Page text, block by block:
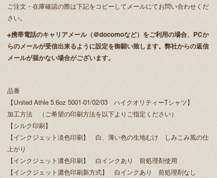
ご注文・在庫確認の際は下記をコピーしてメールにてお問い合わせくだ
さい。
※携帯電話のキャリアメール（＠docomoなど）をご利用の場合、PCか
らのメールが受信出来るように設定を御願い致します。弊社からの返信
メールが届かない場合がございます。
品番
【United Athle 5.6oz 5001-01/02/03 ハイクオリティーTシャツ】
加工方法 （ご希望の印刷方法を以下よりご指定ください）
【シルク印刷】
【インクジェット淡色印刷】 白、薄い色の生地むけ しみこみ風の仕
上がり
【インクジェット濃色印刷】 白インクあり 前処理剤使用
【インクジェット濃色印刷新方式】 白インクあり 前処理剤なし